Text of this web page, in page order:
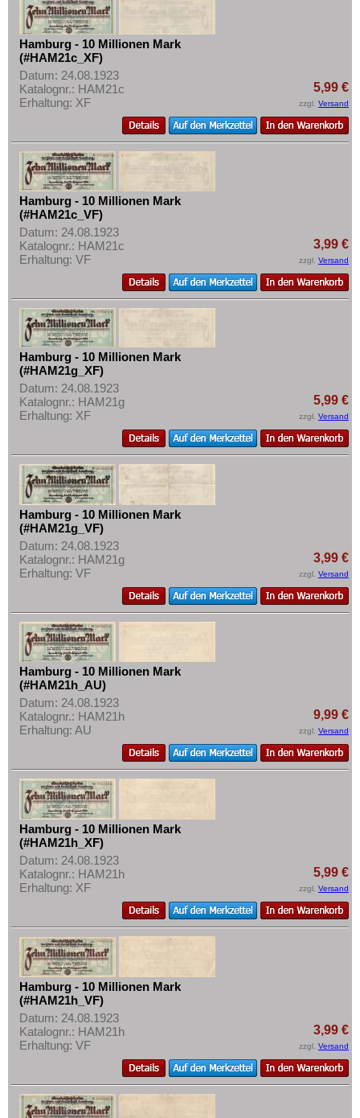
Hamburg - 10 Millionen Mark
(#HAM21c_XF)
Datum: 24.08.1923
Katalognr.: HAM21c
Erhaltung: XF
5,99 €
zzgl. Versand
Hamburg - 10 Millionen Mark
(#HAM21c_VF)
Datum: 24.08.1923
Katalognr.: HAM21c
Erhaltung: VF
3,99 €
zzgl. Versand
Hamburg - 10 Millionen Mark
(#HAM21g_XF)
Datum: 24.08.1923
Katalognr.: HAM21g
Erhaltung: XF
5,99 €
zzgl. Versand
Hamburg - 10 Millionen Mark
(#HAM21g_VF)
Datum: 24.08.1923
Katalognr.: HAM21g
Erhaltung: VF
3,99 €
zzgl. Versand
Hamburg - 10 Millionen Mark
(#HAM21h_AU)
Datum: 24.08.1923
Katalognr.: HAM21h
Erhaltung: AU
9,99 €
zzgl. Versand
Hamburg - 10 Millionen Mark
(#HAM21h_XF)
Datum: 24.08.1923
Katalognr.: HAM21h
Erhaltung: XF
5,99 €
zzgl. Versand
Hamburg - 10 Millionen Mark
(#HAM21h_VF)
Datum: 24.08.1923
Katalognr.: HAM21h
Erhaltung: VF
3,99 €
zzgl. Versand